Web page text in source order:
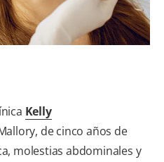
Kelly
de cinco años de
molestias abdominales y